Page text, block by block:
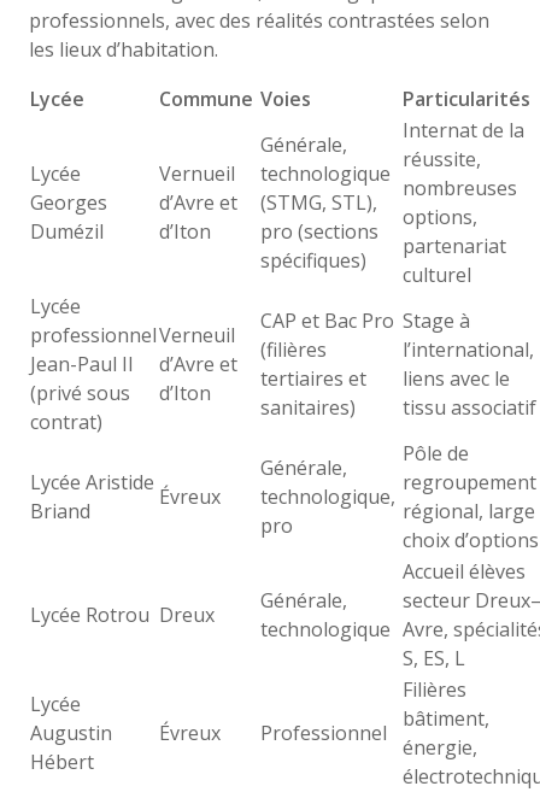
professionnels, avec des réalités contrastées selon
les lieux d’habitation.
Lycée
Commune Voies Particularités
Lycée
Georges
Dumézil
Vernueil
d’Avre et
d’Iton
Générale,
technologique
(STMG, STL),
pro (sections
spécifiques)
Internat de la
réussite,
nombreuses
options,
partenariat
culturel
Lycée
professionnel
Jean-Paul II
(privé sous
contrat)
Verneuil
d’Avre et
d’Iton
CAP et Bac Pro
(filières
tertiaires et
sanitaires)
Stage à
l’international,
liens avec le
tissu associatif
Lycée Aristide
Briand
Évreux
Générale,
technologique,
pro
Pôle de
regroupement
régional, large
choix d’options
Lycée Rotrou Dreux
Générale,
technologique
Accueil élèves
secteur Dreux–
Avre,
S, ES, L
Lycée
Augustin
Hébert
Évreux Professionnel
Filières
bâtiment,
énergie,